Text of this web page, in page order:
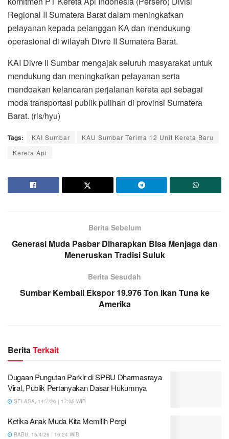
Regional II Sumatera Barat dalam meningkatkan
pelayanan kepada pelanggan KA dan mendukung
operasional di wilayah Divre II Sumatera Barat.
KAI Divre II Sumbar mengajak seluruh masyarakat untuk
mendukung dan meningkatkan pelayanan serta
mendoakan kelancaran perjalanan kereta api sebagai
moda transportasi publik pulihan di provinsi Sumatera
Barat. (rls/hyu)
Tags: KAI Sumbar
KAU Sumbar Terima 12 Unit Kereta Baru
Kereta Api
Berita Sebelum
Generasi Muda Pasbar Diharapkan Bisa Menjaga dan
Meneruskan Tradisi Suluk
Berita Sesudah
Sumbar Kembali Ekspor 19.976 Ton Ikan Tuna ke
Amerika
BeritaTerkait
Dugaan Pungutan Parkir di SPBU Dharmasraya
Viral, Publik Pertanyakan Dasar Hukumnya
SELASA, 14/7/26 | 17:05 WIB
Ketika Anak Muda Kita Memilih Pergi
RABU, 15/4/26 | 16:24 WIB